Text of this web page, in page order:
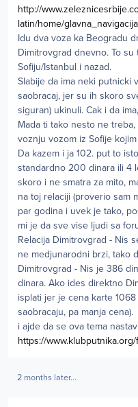
http://
latin/home/
Idu dva voza ka Beogradu
Dimitrovgrad dnevno. To
Sofiju/Istanbul i nazad.
Slabije da ima neki putnicki
saobracaj, jer su ih skoro
siguran) ukinuli. Cak i da
Mada ti tako nesto ne
voznju vozom iz Sofije
Da kazem i ja 102. put to
standardno 200 dinara ili 4
skoro i ne smatra za mito,
na toj relaciji (proverio sam
par godina i uvek je tako,
mi je da sve vise ljudi sa
Relacija Dimitrovgrad - Nis
ne medjunarodni brzi, tako
Dimitrovgrad - Nis je 386
dinara. Ako ides direktno
isplati jer je cena karte
saobracaju, pa manja cena).
i ajde da se ova tema
https://
2 months later...